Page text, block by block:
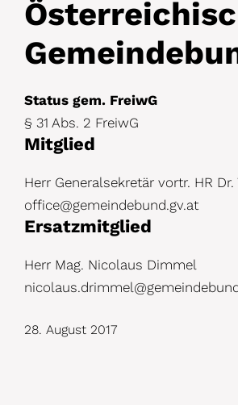
D
e
t
i
l
Status gem. FreiwG
§ 31 Abs. 2 FreiwG
Mitglied
Herr Generalsekretär vortr. HR
office@gemeindebund.gv.at
Ersatzmitglied
Herr Mag. Nicolaus Dimmel
28. August 2017